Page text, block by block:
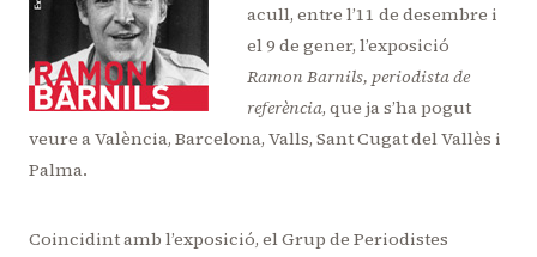
acull, entre l’11 de desembre i
el 9 de gener, l’exposició
Ramon Barnils, periodista de
referència, que ja s’ha pogut
veure a València, Barcelona, Valls, Sant Cugat del Vallès i
Palma.
Coincidint amb l’exposició, el Grup de Periodistes